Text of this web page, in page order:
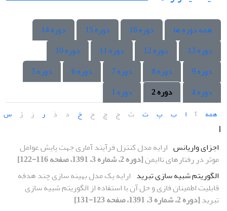
همه دوره ها دوره 16 دوره 15
دوره 14
دوره 13
دوره 12 دوره 11
دوره 10
دوره 9
دوره 8 دوره 7 دوره 6
دوره 5
دوره 4
دوره 2 دوره 1
همه آ ا ب پ ت ث ج چ ح خ د ذ ر ز ژ س
ا
اجزای واریانس ارایه مدل کنترل فرآیند آماری جهت پایش عوامل
موثر در رفتارهای ناایمن[دوره 2، شماره 3، 1391، صفحه 116-122]
الگوریتم شبیه سازی تبرید ارایه یک مدل بهینه سازی چند هدفه
قابلیت اطمینان فازی و حل آن با استفاده از الگوریتم شبیه سازی
تبرید[دوره 2، شماره 3، 1391، صفحه 123-131]